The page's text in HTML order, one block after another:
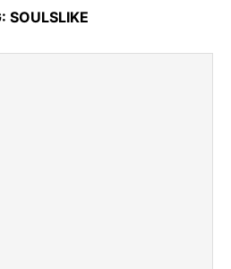
SOULSLIKE